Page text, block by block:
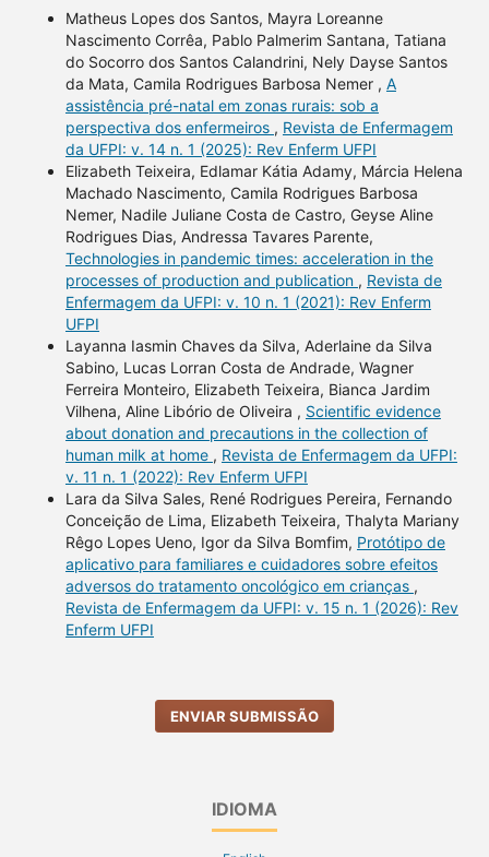
Matheus Lopes dos Santos, Mayra Loreanne
Nascimento Corrêa, Pablo Palmerim Santana, Tatiana
do Socorro dos Santos Calandrini, Nely Dayse Santos
da Mata, Camila Rodrigues Barbosa Nemer , A
assistência pré-natal em zonas rurais: sob a
perspectiva dos enfermeiros , Revista de Enfermagem
da UFPI: v. 14 n. 1 (2025): Rev Enferm UFPI
Elizabeth Teixeira, Edlamar Kátia Adamy, Márcia Helena
Machado Nascimento, Camila Rodrigues Barbosa
Nemer, Nadile Juliane Costa de Castro, Geyse Aline
Rodrigues Dias, Andressa Tavares Parente,
Technologies in pandemic times: acceleration in the
processes of production and publication , Revista de
Enfermagem da UFPI: v. 10 n. 1 (2021): Rev Enferm
UFPI
Layanna Iasmin Chaves da Silva, Aderlaine da Silva
Sabino, Lucas Lorran Costa de Andrade, Wagner
Ferreira Monteiro, Elizabeth Teixeira, Bianca Jardim
Vilhena, Aline Libório de Oliveira , Scientific evidence
about donation and precautions in the collection of
human milk at home , Revista de Enfermagem da UFPI:
v. 11 n. 1 (2022): Rev Enferm UFPI
Lara da Silva Sales, René Rodrigues Pereira, Fernando
Conceição de Lima, Elizabeth Teixeira, Thalyta Mariany
Rêgo Lopes Ueno, Igor da Silva Bomfim, Protótipo de
aplicativo para familiares e cuidadores sobre efeitos
adversos do tratamento oncológico em crianças ,
Revista de Enfermagem da UFPI: v. 15 n. 1 (2026): Rev
Enferm UFPI
ENVIAR SUBMISSÃO
IDIOMA